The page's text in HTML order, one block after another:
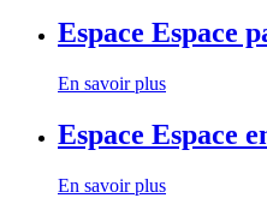
Espace Espace
En savoir plus
Espace Espace
En savoir plus